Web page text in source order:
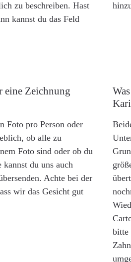
zu beschreiben. Hast
kannst du das Feld
eine Zeichnung
Foto pro Person oder
ob alle zu
Foto sind oder ob du
du uns auch
Achte bei der
wir das Gesicht gut
bitte